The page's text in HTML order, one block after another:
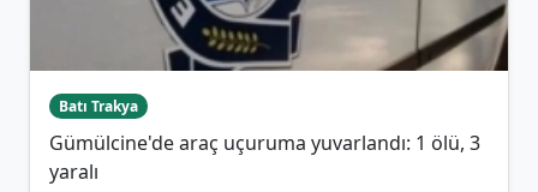
Batı Trakya
Gümülcine'de araç uçuruma yuvarlandı: 1 ölü, 3
yaralı